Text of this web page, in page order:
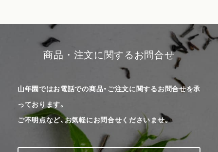
商品・注文に関するお問合せ
山年園ではお電話での商品・ご注文に関するお問合せを承
っております。
ご不明点など、お気軽にお問合せくださいませ。